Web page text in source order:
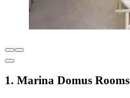
1. Marina Domus Rooms